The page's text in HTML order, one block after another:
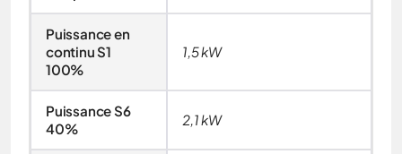
Puissance en
continu S1
100%
1,5 kW
Puissance S6
40%
2,1 kW